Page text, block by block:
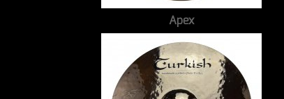
Apex